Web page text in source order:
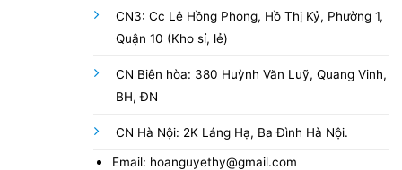
CN3: Cc Lê Hồng Phong, Hồ Thị Kỷ, Phường 1,
Quận 10 (Kho sỉ, lẻ)
CN Biên hòa: 380 Huỳnh Văn Luỹ, Quang Vinh,
BH, ĐN
CN Hà Nội: 2K Láng Hạ, Ba Đình Hà Nội.
Email: hoanguyethy@gmail.com